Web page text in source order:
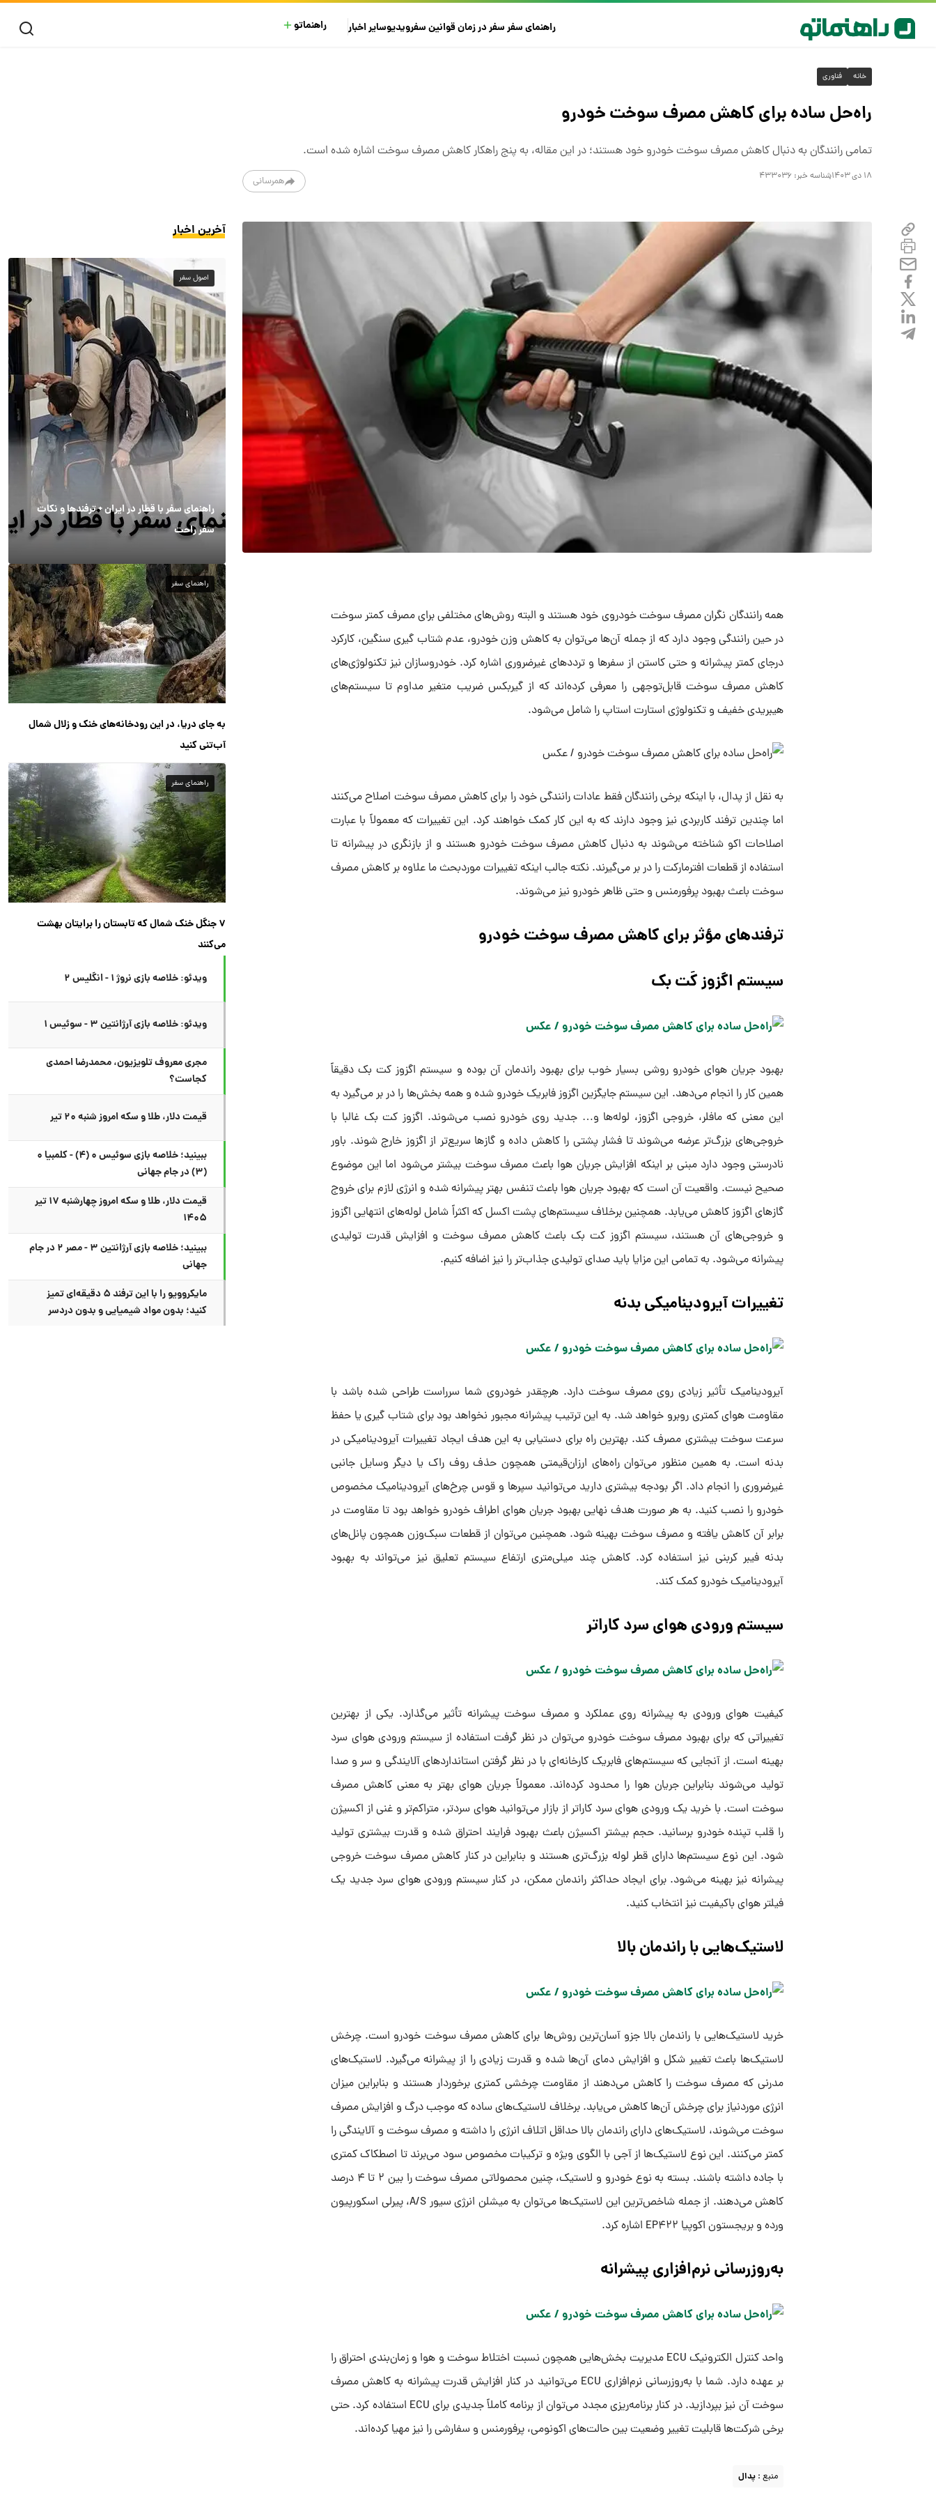
راهنمای سفرسفر در زمانقوانین سفرویدیوسایراخبار راهنماتو
خانه فناوری
راه‌حل ساده برای کاهش مصرف سوخت خودرو
تمامی رانندگان به دنبال کاهش مصرف سوخت خودرو خود هستند؛ در این مقاله، به پنج راهکار کاهش مصرف سوخت اشاره شده است.
۱۸ دی ۱۴۰۳ شناسه خبر: ۴۳۳۰۳۶ همرسانی
همه رانندگان نگران مصرف سوخت خودروی خود هستند و البته روش‌های مختلفی برای مصرف کمتر سوخت
در حین رانندگی وجود دارد که از جمله آن‌ها می‌توان به کاهش وزن خودرو، عدم شتاب گیری سنگین، کارکرد
درجای کمتر پیشرانه و حتی کاستن از سفرها و ترددهای غیرضروری اشاره کرد. خودروسازان نیز تکنولوژی‌های
کاهش مصرف سوخت قابل‌توجهی را معرفی کرده‌اند که از گیربکس ضریب متغیر مداوم تا سیستم‌های
هیبریدی خفیف و تکنولوژی استارت استاپ را شامل می‌شود.
به نقل از پدال، با اینکه برخی رانندگان فقط عادات رانندگی خود را برای کاهش مصرف سوخت اصلاح می‌کنند
اما چندین ترفند کاربردی نیز وجود دارند که به این کار کمک خواهند کرد. این تغییرات که معمولاً با عبارت
اصلاحات اکو شناخته می‌شوند به دنبال کاهش مصرف سوخت خودرو هستند و از بازنگری در پیشرانه تا
استفاده از قطعات افترمارکت را در بر می‌گیرند. نکته جالب اینکه تغییرات موردبحث ما علاوه بر کاهش مصرف
سوخت باعث بهبود پرفورمنس و حتی ظاهر خودرو نیز می‌شوند.
ترفندهای مؤثر برای کاهش مصرف سوخت خودرو
سیستم اگزوز کَت بک
بهبود جریان هوای خودرو روشی بسیار خوب برای بهبود راندمان آن بوده و سیستم اگزوز کت بک دقیقاً
همین کار را انجام می‌دهد. این سیستم جایگزین اگزوز فابریک خودرو شده و همه بخش‌ها را در بر می‌گیرد به
این معنی که مافلر، خروجی اگزوز، لوله‌ها و… جدید روی خودرو نصب می‌شوند. اگزوز کت بک غالبا با
خروجی‌های بزرگ‌تر عرضه می‌شوند تا فشار پشتی را کاهش داده و گازها سریع‌تر از اگزوز خارج شوند. باور
نادرستی وجود دارد مبنی بر اینکه افزایش جریان هوا باعث مصرف سوخت بیشتر می‌شود اما این موضوع
صحیح نیست. واقعیت آن است که بهبود جریان هوا باعث تنفس بهتر پیشرانه شده و انرژی لازم برای خروج
گازهای اگزوز کاهش می‌یابد. همچنین برخلاف سیستم‌های پشت اکسل که اکثراً شامل لوله‌های انتهایی اگزوز
و خروجی‌های آن هستند، سیستم اگزوز کت بک باعث کاهش مصرف سوخت و افزایش قدرت تولیدی
پیشرانه می‌شود. به تمامی این مزایا باید صدای تولیدی جذاب‌تر را نیز اضافه کنیم.
تغییرات آیرودینامیکی بدنه
آیرودینامیک تأثیر زیادی روی مصرف سوخت دارد. هرچقدر خودروی شما سرراست طراحی شده باشد با
مقاومت هوای کمتری روبرو خواهد شد. به این ترتیب پیشرانه مجبور نخواهد بود برای شتاب گیری یا حفظ
سرعت سوخت بیشتری مصرف کند. بهترین راه برای دستیابی به این هدف ایجاد تغییرات آیرودینامیکی در
بدنه است. به همین منظور می‌توان راه‌های ارزان‌قیمتی همچون حذف روف راک یا دیگر وسایل جانبی
غیرضروری را انجام داد. اگر بودجه بیشتری دارید می‌توانید سپرها و قوس چرخ‌های آیرودینامیک مخصوص
خودرو را نصب کنید. به هر صورت هدف نهایی بهبود جریان هوای اطراف خودرو خواهد بود تا مقاومت در
برابر آن کاهش یافته و مصرف سوخت بهینه شود. همچنین می‌توان از قطعات سبک‌وزن همچون پانل‌های
بدنه فیبر کربنی نیز استفاده کرد. کاهش چند میلی‌متری ارتفاع سیستم تعلیق نیز می‌تواند به بهبود
آیرودینامیک خودرو کمک کند.
سیستم ورودی هوای سرد کاراتر
کیفیت هوای ورودی به پیشرانه روی عملکرد و مصرف سوخت پیشرانه تأثیر می‌گذارد. یکی از بهترین
تغییراتی که برای بهبود مصرف سوخت خودرو می‌توان در نظر گرفت استفاده از سیستم ورودی هوای سرد
بهینه است. از آنجایی که سیستم‌های فابریک کارخانه‌ای با در نظر گرفتن استانداردهای آلایندگی و سر و صدا
تولید می‌شوند بنابراین جریان هوا را محدود کرده‌اند. معمولاً جریان هوای بهتر به معنی کاهش مصرف
سوخت است. با خرید یک ورودی هوای سرد کاراتر از بازار می‌توانید هوای سردتر، متراکم‌تر و غنی از اکسیژن
را قلب تپنده خودرو برسانید. حجم بیشتر اکسیژن باعث بهبود فرایند احتراق شده و قدرت بیشتری تولید
شود. این نوع سیستم‌ها دارای قطر لوله بزرگ‌تری هستند و بنابراین در کنار کاهش مصرف سوخت خروجی
پیشرانه نیز بهینه می‌شود. برای ایجاد حداکثر راندمان ممکن، در کنار سیستم ورودی هوای سرد جدید یک
فیلتر هوای باکیفیت نیز انتخاب کنید.
لاستیک‌هایی با راندمان بالا
خرید لاستیک‌هایی با راندمان بالا جزو آسان‌ترین روش‌ها برای کاهش مصرف سوخت خودرو است. چرخش
لاستیک‌ها باعث تغییر شکل و افزایش دمای آن‌ها شده و قدرت زیادی را از پیشرانه می‌گیرد. لاستیک‌های
مدرنی که مصرف سوخت را کاهش می‌دهند از مقاومت چرخشی کمتری برخوردار هستند و بنابراین میزان
انرژی موردنیاز برای چرخش آن‌ها کاهش می‌یابد. برخلاف لاستیک‌های ساده که موجب درگ و افزایش مصرف
سوخت می‌شوند، لاستیک‌های دارای راندمان بالا حداقل اتلاف انرژی را داشته و مصرف سوخت و آلایندگی را
کمتر می‌کنند. این نوع لاستیک‌ها از آجی با الگوی ویژه و ترکیبات مخصوص سود می‌برند تا اصطکاک کمتری
با جاده داشته باشند. بسته به نوع خودرو و لاستیک، چنین محصولاتی مصرف سوخت را بین ۲ تا ۴ درصد
کاهش می‌دهند. از جمله شاخص‌ترین این لاستیک‌ها می‌توان به میشلن انرژی سیور A/S، پیرلی اسکورپیون
ورده و بریجستون اکوپیا EP۴۲۲ اشاره کرد.
به‌روزرسانی نرم‌افزاری پیشرانه
واحد کنترل الکترونیک ECU مدیریت بخش‌هایی همچون نسبت اختلاط سوخت و هوا و زمان‌بندی احتراق را
بر عهده دارد. شما با به‌روزرسانی نرم‌افزاری ECU می‌توانید در کنار افزایش قدرت پیشرانه به کاهش مصرف
سوخت آن نیز بپردازید. در کنار برنامه‌ریزی مجدد می‌توان از برنامه کاملاً جدیدی برای ECU استفاده کرد. حتی
برخی شرکت‌ها قابلیت تغییر وضعیت بین حالت‌های اکونومی، پرفورمنس و سفارشی را نیز مهیا کرده‌اند.
منبع : پدال
آخرین اخبار
اصول سفر
راهنمای سفر با قطار در ایران + ترفندها و نکات
سفر راحت
راهنمای سفر
به جای دریا، در این رودخانه‌های خنک و زلال شمال
آب‌تنی کنید
راهنمای سفر
۷ جنگل خنک شمال که تابستان را برایتان بهشت
می‌کنند
ویدئو: خلاصه بازی نروژ ۱ - انگلیس ۲
ویدئو: خلاصه بازی آرژانتین ۳ - سوئیس ۱
مجری معروف تلویزیون، محمدرضا احمدی
کجاست؟
قیمت دلار، طلا و سکه امروز شنبه ۲۰ تیر
ببینید؛ خلاصه بازی سوئیس ۰ (۴) - کلمبیا ۰
(۳) در جام جهانی
قیمت دلار، طلا و سکه امروز چهارشنبه ۱۷ تیر
۱۴۰۵
ببینید؛ خلاصه بازی آرژانتین ۳ - مصر ۲ در جام
جهانی
مایکروویو را با این ترفند ۵ دقیقه‌ای تمیز
کنید؛ بدون مواد شیمیایی و بدون دردسر